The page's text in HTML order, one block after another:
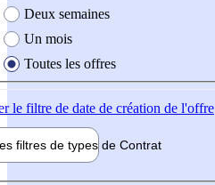
Deux semaines
Un mois
Toutes les offres
le filtre de date de création de l'offre
filtres de types de Contrat